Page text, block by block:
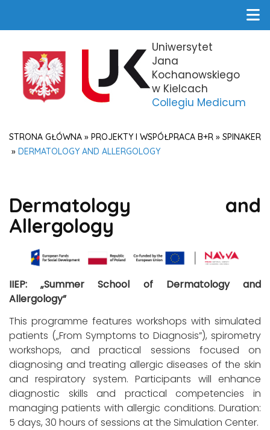
Uniwersytet
Jana
Kochanowskiego
w Kielcach
Collegiu Medicum
STRONA GŁÓWNA » PROJEKTY I WSPÓŁPRACA B+R » SPINAKER
» DERMATOLOGY AND ALLERGOLOGY
Dermatology and
Allergology
IIEP: „Summer School of Dermatology and
Allergology”
This programme features workshops with simulated
patients („From Symptoms to Diagnosis”), spirometry
workshops, and practical sessions focused on
diagnosing and treating allergic diseases of the skin
and respiratory system. Participants will enhance
diagnostic skills and practical competencies in
managing patients with allergic conditions. Duration:
5 days, 30 hours of sessions at the Simulation Center.